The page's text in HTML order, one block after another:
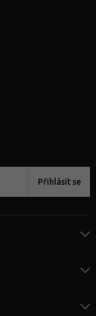
Přihlásit se